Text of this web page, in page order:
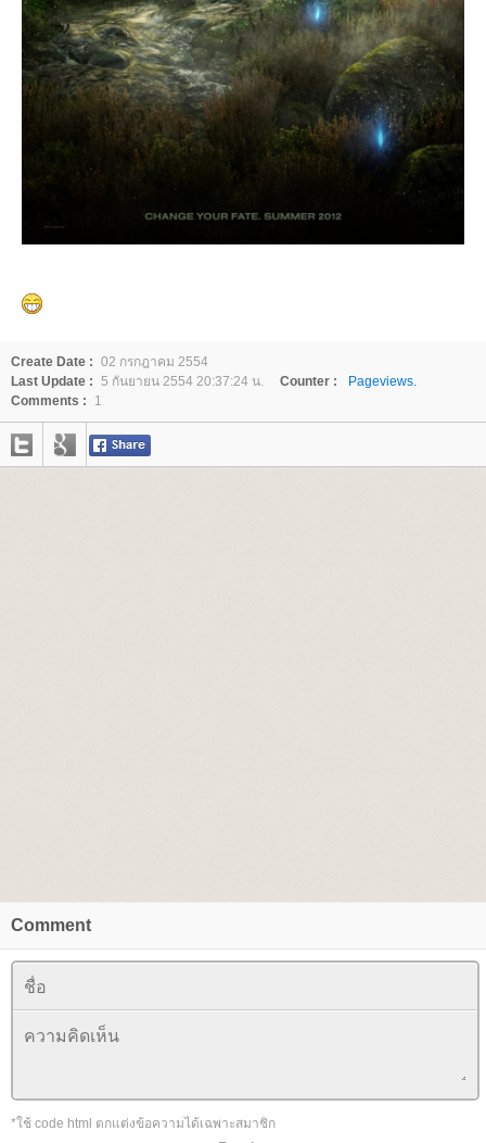
Create Date : 02 กรกฎาคม 2554
Last Update : 5 กันยายน 2554 20:37:24 น. Counter :
Pageviews.
Comments :
1
Comment
*ใช้ code html ตกแต่งข้อความได้เฉพาะสมาชิก